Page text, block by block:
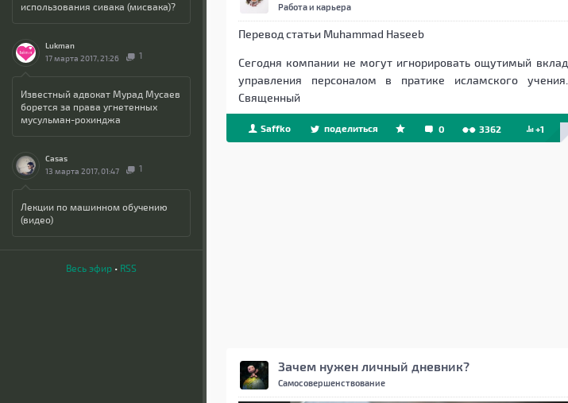
использования сивака (мисвака)?
Lukman
17 марта 2017, 21:26
1
Известный адвокат Мурад Мусаев
борется за права угнетенных
мусульман-рохинджа
Casas
13 марта 2017, 01:47
1
Лекции по машинном обучению
(видео)
Весь эфир • RSS
Работа и карьера
Перевод статьи Muhammad Haseeb
Сегодня компании не могут игнорировать ощутимый вклад
управления персоналом в пратике исламского учения.
Священный
Saffko поделиться 0 +1
3362
Зачем нужен личный дневник?
Самосовершенствование